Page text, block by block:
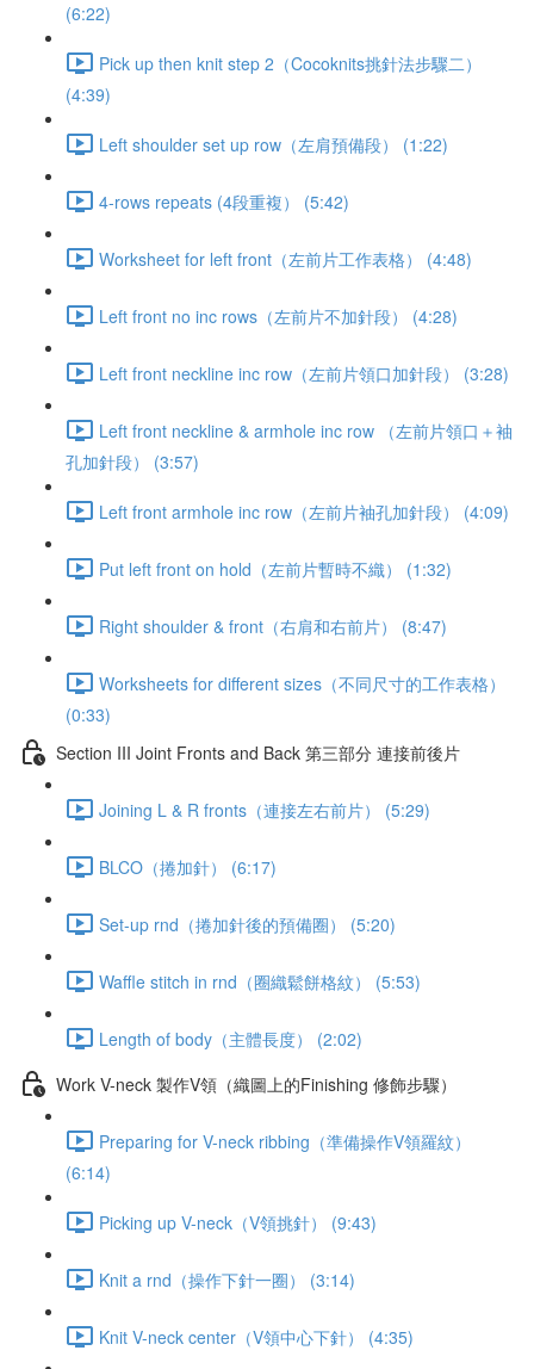
(6:22)
Pick up then knit step 2（Cocoknits挑針法步驟二）
(4:39)
Left shoulder set up row（左肩預備段） (1:22)
4-rows repeats (4段重複） (5:42)
Worksheet for left front（左前片工作表格） (4:48)
Left front no inc rows（左前片不加針段） (4:28)
Left front neckline inc row（左前片領口加針段） (3:28)
Left front neckline & armhole inc row （左前片領口＋袖
孔加針段） (3:57)
Left front armhole inc row（左前片袖孔加針段） (4:09)
Put left front on hold（左前片暫時不織） (1:32)
Right shoulder & front（右肩和右前片） (8:47)
Worksheets for different sizes（不同尺寸的工作表格）
(0:33)
Section III Joint Fronts and Back 第三部分 連接前後片
Joining L & R fronts（連接左右前片） (5:29)
BLCO（捲加針） (6:17)
Set-up rnd（捲加針後的預備圈） (5:20)
Waffle stitch in rnd（圈織鬆餅格紋） (5:53)
Length of body（主體長度） (2:02)
Work V-neck 製作V領（織圖上的Finishing 修飾步驟）
Preparing for V-neck ribbing（準備操作V領羅紋）
(6:14)
Picking up V-neck（V領挑針） (9:43)
Knit a rnd（操作下針一圈） (3:14)
Knit V-neck center（V領中心下針） (4:35)